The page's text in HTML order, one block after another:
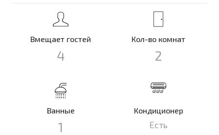
Вмещает гостей
4
Кол-во комнат
2
Ванные
1
Кондиционер
Есть